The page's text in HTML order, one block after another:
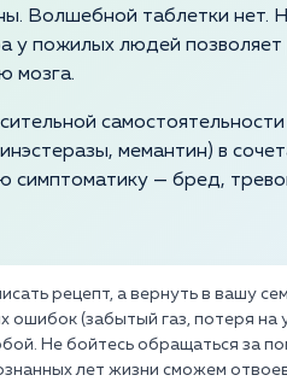
Волшебной таблетки нет.
у пожилых людей
мозга.
мемантин) в
симптоматику — бред,
рецепт, а вернуть в вашу
ошибок (забытый газ, потеря на
Не бойтесь обращаться за
лет жизни сможем